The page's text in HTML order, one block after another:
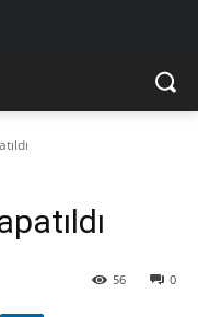
0
56